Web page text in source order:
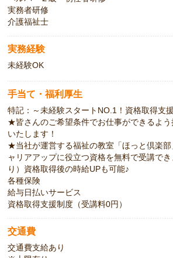
実務者研修
介護福祉士
実務経験
未経験OK
手当て・福利厚生
特記：～未経験スタートNO.1！資格取得支
★皆さんのご希望条件でお仕事ができるよ
いたします！
★当社が運営する福祉の教室「ほっと倶楽
ャリアアップに役立つ資格を無料で受講で
り）資格取得後の時給UPも可能♪
各種保険
給与日払いサービス
資格取得支援制度（受講料0円）
交通費
交通費支給あり